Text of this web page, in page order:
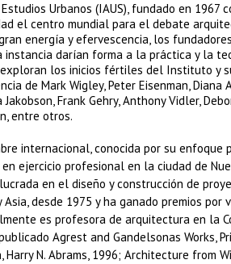
Urbanos (IAUS), fundado en 1967
el centro mundial para el debate
energía y efervescencia, los
instancia darían forma a la práctica y la
los inicios fértiles del Instituto y
de Mark Wigley, Peter Eisenman, Diana
Frank Gehry, Anthony Vidler,
entre otros.
internacional, conocida por su
ejercicio profesional en la ciudad de
en el diseño y construcción de
Asia, desde 1975 y ha ganado premios
es profesora de arquitectura en la
Agrest and Gandelsonas Works,
Harry N. Abrams, 1996; Architecture